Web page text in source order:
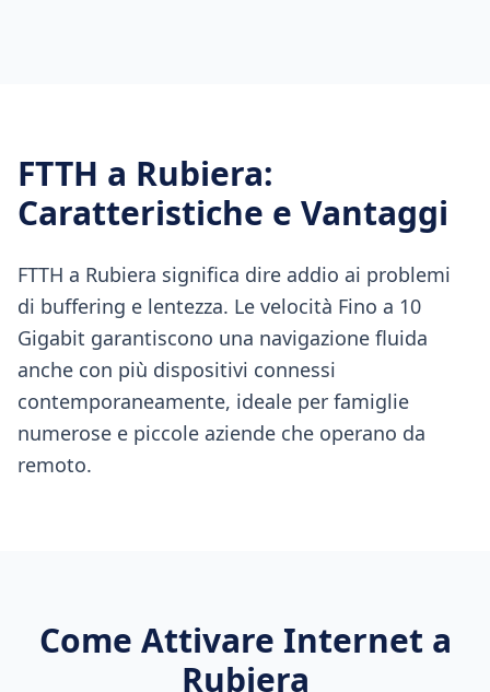
FTTH a Rubiera:
Caratteristiche e Vantaggi
FTTH a Rubiera significa dire addio ai problemi
di buffering e lentezza. Le velocità Fino a 10
Gigabit garantiscono una navigazione fluida
anche con più dispositivi connessi
contemporaneamente, ideale per famiglie
numerose e piccole aziende che operano da
remoto.
Come Attivare Internet a
Rubiera